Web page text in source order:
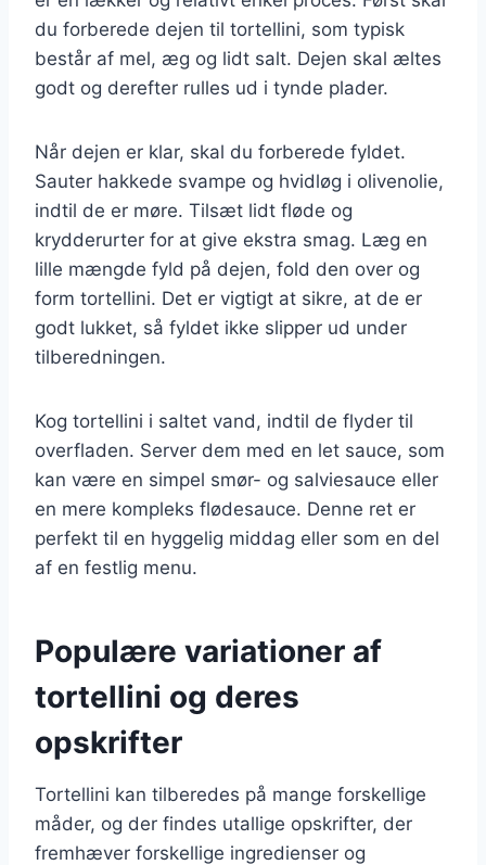
du forberede dejen til tortellini, som typisk
består af mel, æg og lidt salt. Dejen skal æltes
godt og derefter rulles ud i tynde plader.
Når dejen er klar, skal du forberede fyldet.
Sauter hakkede svampe og hvidløg i olivenolie,
indtil de er møre. Tilsæt lidt fløde og
krydderurter for at give ekstra smag. Læg en
lille mængde fyld på dejen, fold den over og
form tortellini. Det er vigtigt at sikre, at de er
godt lukket, så fyldet ikke slipper ud under
tilberedningen.
Kog tortellini i saltet vand, indtil de flyder til
overfladen. Server dem med en let sauce, som
kan være en simpel smør- og salviesauce eller
en mere kompleks flødesauce. Denne ret er
perfekt til en hyggelig middag eller som en del
af en festlig menu.
Populære variationer af
tortellini og deres
opskrifter
Tortellini kan tilberedes på mange forskellige
måder, og der findes utallige opskrifter, der
fremhæver forskellige ingredienser og